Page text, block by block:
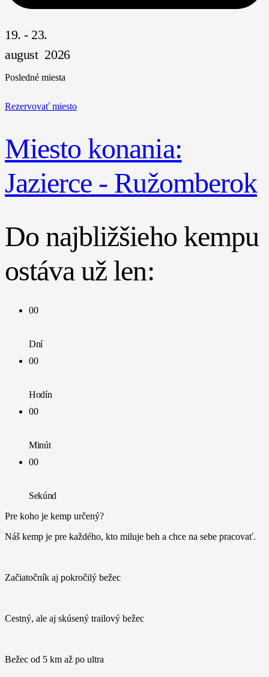
19. - 23.
august 2026
Posledné miesta
Rezervovať miesto
Miesto konania:
Jazierce - Ružomberok
Do najbližšieho kempu
ostáva už len:
00
Dní
00
Hodín
00
Minút
00
Sekúnd
Pre koho je kemp určený?
Náš kemp je pre každého, kto miluje beh a chce na sebe pracovať.
Začiatočník aj pokročilý bežec
Cestný, ale aj skúsený trailový bežec
Bežec od 5 km až po ultra